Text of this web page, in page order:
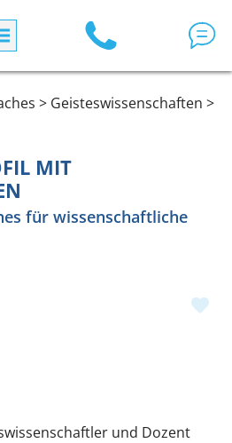
> Geisteswissenschaften >
MIT
für wissenschaftliche
und Dozent